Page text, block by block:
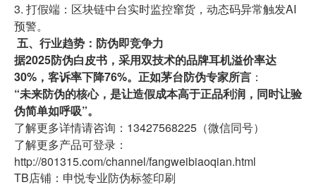
3. 打假端：区块链中台实时监控窜货，动态码异常触发AI
预警。
五、行业趋势：防伪即竞争力
据2025防伪白皮书，采用双技术的品牌耳机溢价率达
30%，客诉率下降76%。正如茅台防伪专家所言 ：
“未来防伪的核心，是让造假成本高于正品利润，同时让验
伪简单如呼吸”。
了解更多详情请咨询：13427568225（微信同号）
了解更多产品可登录：
http://801315.com/channel/fangweibiaoqian.html
TB店铺：申悦专业防伪标签印刷